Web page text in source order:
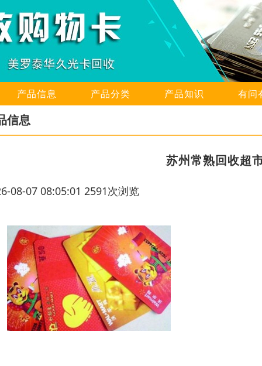
产品信息 产品分类 产品知识 有问
信息
苏州常熟回收超
08-07 08:05:01 2591次浏览